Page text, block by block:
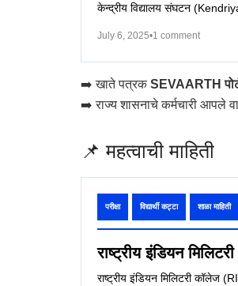
केन्द्रीय विद्यालय संघटन
July 6, 2025•1 comment
➡️ खाते पत्रकSEVAARTH
➡️ राज्य शासनाचे कर्मचारी आपले
📌 महत्वाची माहिती
परीक्षा विद्यार्थी कट्टा शाळा माहिती
राष्ट्रीय इंडियन
राष्ट्रीय इंडियन मिलिटरी कॉलेज